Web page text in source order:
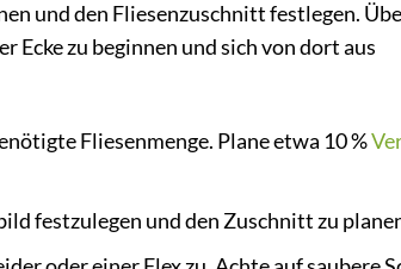
und den Fliesenzuschnitt festlegen.
Ecke zu beginnen und sich von dort aus
Fliesenmenge. Plane etwa 10 %
festzulegen und den Zuschnitt zu